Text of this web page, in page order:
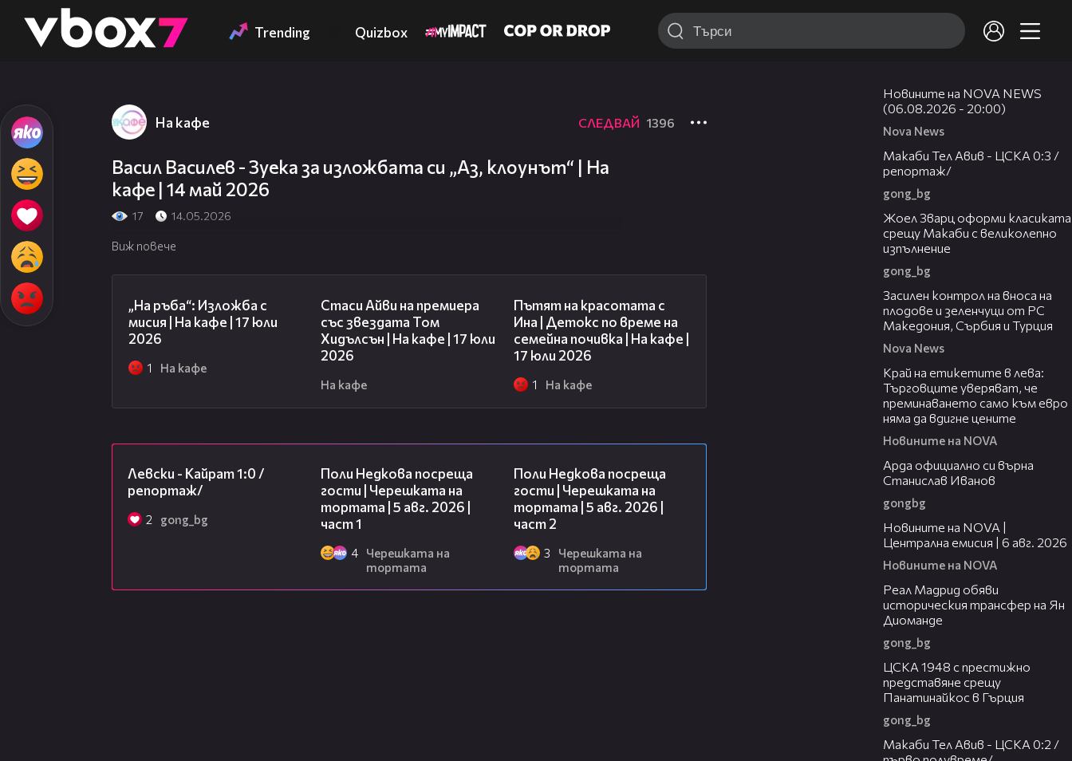
👾 Trending Quizbox
На кафе СЛЕДВАЙ 1396
Васил Василев - Зуека за изложбата си „Аз, клоунът“ | На
кафе | 14 май 2026
17 14.05.2026
Виж повече
„На ръба“: Изложба с
мисия | На кафе | 17 юли
2026
1 На кафе
Стаси Айви на премиера
със звездата Том
Хидълсън | На кафе | 17 юли
2026
На кафе
Пътят на красотата с
Ина | Детокс по време на
семейна почивка | На кафе |
17 юли 2026
1 На кафе
Левски - Кайрат 1:0 /
репортаж/
2 gong_bg
Поли Недкова посреща
гости | Черешката на
тортата | 5 авг. 2026 |
част 1
4
Черешката на
тортата
Поли Недкова посреща
гости | Черешката на
тортата | 5 авг. 2026 |
част 2
3
Черешката на
тортата
Новините на NOVA NEWS
(06.08.2026 - 20:00)
Nova News
Макаби Тел Авив - ЦСКА 0:3 /
репортаж/
gong_bg
Жоел Зварц оформи класиката
срещу Макаби с великолепно
изпълнение
gong_bg
Засилен контрол на вноса на
плодове и зеленчуци от РС
Македония, Сърбия и Турция
Nova News
Край на етикетите в лева:
Търговците уверяват, че
преминаването само към евро
няма да вдигне цените
Новините на NOVA
Арда официално си върна
Станислав Иванов
gongbg
Новините на NOVA |
Централна емисия | 6 авг. 2026
Новините на NOVA
Реал Мадрид обяви
историческия трансфер на Ян
Диоманде
gong_bg
ЦСКА 1948 с престижно
представяне срещу
Панатинайкос в Гърция
gong_bg
Макаби Тел Авив - ЦСКА 0:2 /